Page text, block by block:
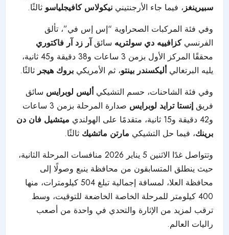
سبيرينغز، فيما جاء الأرجنتينينيكولاس كافيجلياسو ثالثًا.
وفي فئة المركبات الصحراوية “إس إس في”، تألق
الفرنسيكزافييه دي سولتريه سائقآر زد آر فاكتوري
محققًا المركز الأول بزمن 3 ساعات و38 دقيقة و45 ثانية،
يليه البرتغاليأليكسندر بينتو، ثم الأمريكيبروك هيجر ثالثًا.
وفي فئة الشاحنات، حسم التشيكيأليس لوبرايس سائق
فريقإنستا ترايد لوبرايس
صدارة المرحلة بزمن 3 ساعات
و42 دقيقة و15 ثانية، متقدمًا على الهولندي
ميتشيل فان دن
برينك، فيما حل التشيكي مارتن ماتشيك ثالثًا.
وتتواصل غدًا الاثنين 5 يناير 2026 منافسات المرحلة الثانية،
حيث ينطلق المتسابقون من محافظة ينبع وصولًا إلى
محافظة العلا، لمسافة إجمالية تبلغ 504 كيلومترات، منها
400 كيلومتر للمرحلة الخاصة الخاضعة للتوقيت، وسط
ترقب لمزيد من الإثارة والتحدي في واحدة من أصعب
راليات العالم.